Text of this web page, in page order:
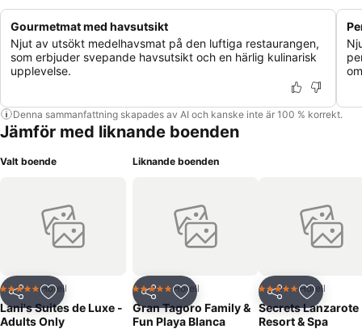
Gourmetmat med havsutsikt
Njut av utsökt medelhavsmat på den luftiga restaurangen,
som erbjuder svepande havsutsikt och en härlig kulinarisk
upplevelse.
Denna sammanfattning skapades av AI och kanske inte är 100 % korrekt.
Jämför med liknande boenden
Valt boende
Dela Lägg till i Mina Favoriter
5 StjärnorHotell
Lani's Suites de Luxe -
Adults Only
Liknande boenden
Dela Lägg till i Mina Favoriter
5 StjärnorHotell
Gran Tagoro Family &
Fun Playa Blanca
Dela Lägg till
5 StjärnorHotell
Secrets Lanzarote
Resort & Spa